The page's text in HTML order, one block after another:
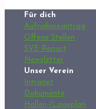
Für dich
Aufnahmeantrag
Offene Stellen
SVE Report
Newsletter
Unser Verein
Intranet
Dokumente
Hallen-/Lageplan